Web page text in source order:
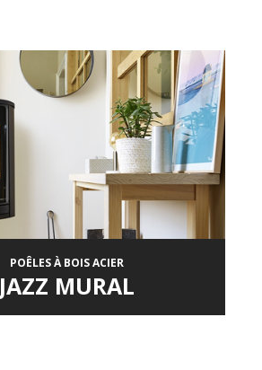
POÊLES À BOIS ACIER
JAZZ MURAL